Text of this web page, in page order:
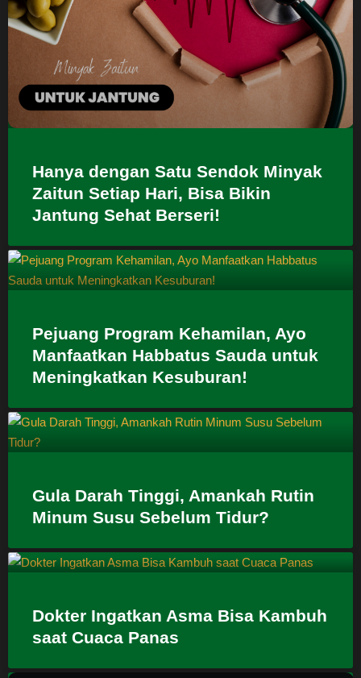
Hanya dengan Satu Sendok Minyak
Zaitun Setiap Hari, Bisa Bikin
Jantung Sehat Berseri!
Pejuang Program Kehamilan, Ayo
Manfaatkan Habbatus Sauda untuk
Meningkatkan Kesuburan!
Gula Darah Tinggi, Amankah Rutin
Minum Susu Sebelum Tidur?
Dokter Ingatkan Asma Bisa Kambuh
saat Cuaca Panas